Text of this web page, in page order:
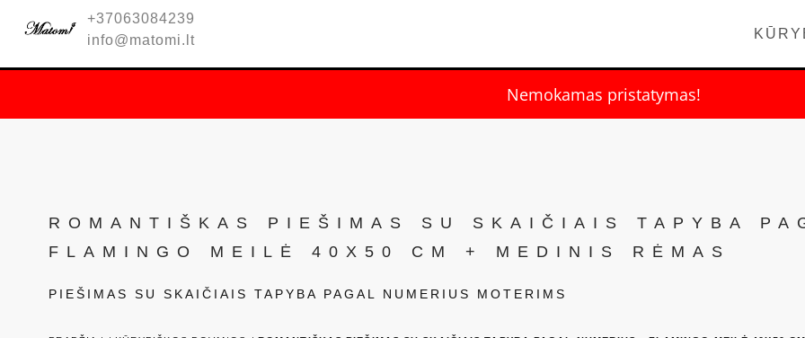
+37063084239
info@matomi.lt
Nemokamas pristatymas!
ROMANTIŠKAS PIEŠIMAS SU SKAIČIAIS TAPYBA
FLAMINGO MEILĖ 40X50 CM + MEDINIS RĖMAS
PIEŠIMAS SU SKAIČIAIS TAPYBA PAGAL NUMERIUS MOTERIMS